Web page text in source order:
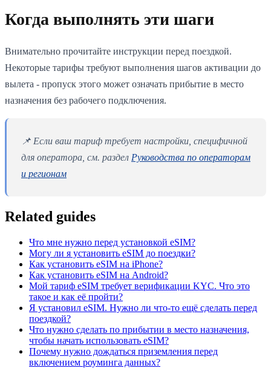
Когда выполнять эти шаги
Внимательно прочитайте инструкции перед поездкой.
Некоторые тарифы требуют выполнения шагов активации до
вылета - пропуск этого может означать прибытие в место
назначения без рабочего подключения.
📌 Если ваш тариф требует настройки, специфичной
для оператора, см. раздел Руководства по операторам
и регионам
Related guides
Что мне нужно перед установкой eSIM?
Могу ли я установить eSIM до поездки?
Как установить eSIM на iPhone?
Как установить eSIM на Android?
Мой тариф eSIM требует верификации KYC. Что это
такое и как её пройти?
Я установил eSIM. Нужно ли что-то ещё сделать перед
поездкой?
Что нужно сделать по прибытии в место назначения,
чтобы начать использовать eSIM?
Почему нужно дождаться приземления перед
включением роуминга данных?